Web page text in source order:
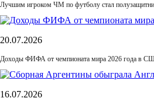
Лучшим игроком ЧМ по футболу стал
20.07.2026
Доходы ФИФА от чемпионата мира 2026 года в
16.07.2026